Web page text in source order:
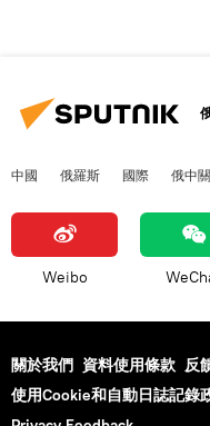
中國 俄羅斯 國際 俄中
Weibo
關於我們 資料使用條款 反
使用Cookie和自動日誌記錄